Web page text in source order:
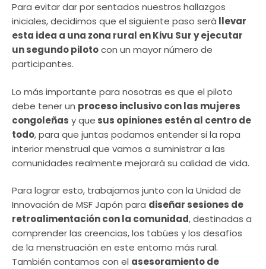
Para evitar dar por sentados nuestros hallazgos
iniciales, decidimos que el siguiente paso será llevar
esta idea a una zona rural en Kivu Sur y ejecutar
un segundo pilotocon un mayor número de
participantes.
Lo más importante para nosotras es que el piloto
debe tener un proceso inclusivo con las mujeres
congoleñas y que sus opiniones estén al centro de
todo, para que juntas podamos entender si la ropa
interior menstrual que vamos a suministrar a las
comunidades realmente mejorará su calidad de vida.
Para lograr esto, trabajamos junto con la Unidad de
Innovación de MSF Japón para diseñar sesiones de
retroalimentación con la comunidad, destinadas a
comprender las creencias, los tabúes y los desafíos
de la menstruación en este entorno más rural.
También contamos con el asesoramiento de